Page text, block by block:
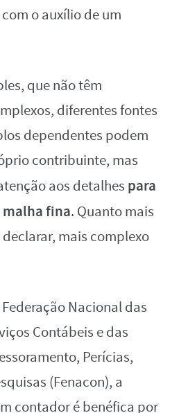
o auxílio de um
que não têm
diferentes fontes
dependentes podem
contribuinte, mas
aos detalhes para
fina. Quanto mais
mais complexo
Nacional das
Contábeis e das
Perícias,
(Fenacon), a
contador é benéfica por